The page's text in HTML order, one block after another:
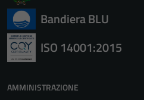
Bandiera BLU
ISO 14001:2015
AMMINISTRAZIONE